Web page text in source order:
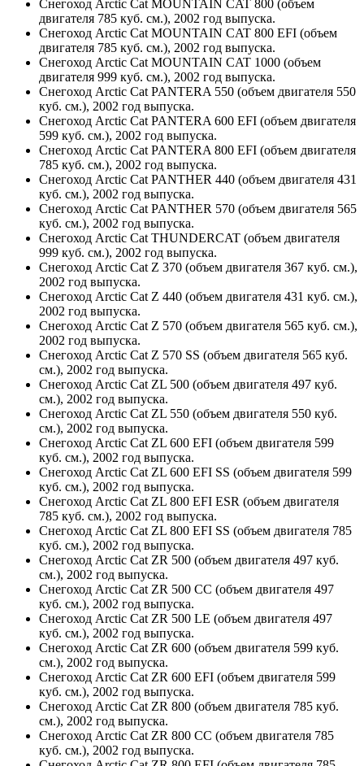
Снегоход Arctic Cat MOUNTAIN CAT 800 (объем
двигателя 785 куб. см.), 2002 год выпуска.
Снегоход Arctic Cat MOUNTAIN CAT 800 EFI (объем
двигателя 785 куб. см.), 2002 год выпуска.
Снегоход Arctic Cat MOUNTAIN CAT 1000 (объем
двигателя 999 куб. см.), 2002 год выпуска.
Снегоход Arctic Cat PANTERA 550 (объем двигателя 550
куб. см.), 2002 год выпуска.
Снегоход Arctic Cat PANTERA 600 EFI (объем двигателя
599 куб. см.), 2002 год выпуска.
Снегоход Arctic Cat PANTERA 800 EFI (объем двигателя
785 куб. см.), 2002 год выпуска.
Снегоход Arctic Cat PANTHER 440 (объем двигателя 431
куб. см.), 2002 год выпуска.
Снегоход Arctic Cat PANTHER 570 (объем двигателя 565
куб. см.), 2002 год выпуска.
Снегоход Arctic Cat THUNDERCAT (объем двигателя
999 куб. см.), 2002 год выпуска.
Снегоход Arctic Cat Z 370 (объем двигателя 367 куб. см.),
2002 год выпуска.
Снегоход Arctic Cat Z 440 (объем двигателя 431 куб. см.),
2002 год выпуска.
Снегоход Arctic Cat Z 570 (объем двигателя 565 куб. см.),
2002 год выпуска.
Снегоход Arctic Cat Z 570 SS (объем двигателя 565 куб.
см.), 2002 год выпуска.
Снегоход Arctic Cat ZL 500 (объем двигателя 497 куб.
см.), 2002 год выпуска.
Снегоход Arctic Cat ZL 550 (объем двигателя 550 куб.
см.), 2002 год выпуска.
Снегоход Arctic Cat ZL 600 EFI (объем двигателя 599
куб. см.), 2002 год выпуска.
Снегоход Arctic Cat ZL 600 EFI SS (объем двигателя 599
куб. см.), 2002 год выпуска.
Снегоход Arctic Cat ZL 800 EFI ESR (объем двигателя
785 куб. см.), 2002 год выпуска.
Снегоход Arctic Cat ZL 800 EFI SS (объем двигателя 785
куб. см.), 2002 год выпуска.
Снегоход Arctic Cat ZR 500 (объем двигателя 497 куб.
см.), 2002 год выпуска.
Снегоход Arctic Cat ZR 500 CC (объем двигателя 497
куб. см.), 2002 год выпуска.
Снегоход Arctic Cat ZR 500 LE (объем двигателя 497
куб. см.), 2002 год выпуска.
Снегоход Arctic Cat ZR 600 (объем двигателя 599 куб.
см.), 2002 год выпуска.
Снегоход Arctic Cat ZR 600 EFI (объем двигателя 599
куб. см.), 2002 год выпуска.
Снегоход Arctic Cat ZR 800 (объем двигателя 785 куб.
см.), 2002 год выпуска.
Снегоход Arctic Cat ZR 800 CC (объем двигателя 785
куб. см.), 2002 год выпуска.